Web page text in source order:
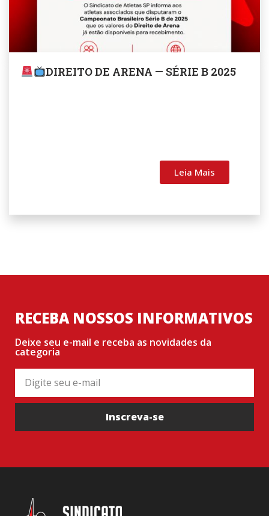
DIREITO DE ARENA — SÉRIE B 2025
Leia Mais
RECEBA NOSSOS INFORMATIVOS
Deixe seu e-mail e receba as novidades da
categoria
Inscreva-se